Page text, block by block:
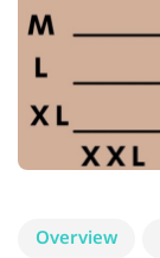
Overview